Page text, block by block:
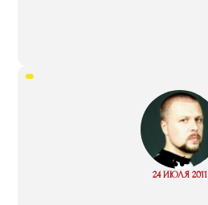
“
24 ИЮЛЯ 2011
Read